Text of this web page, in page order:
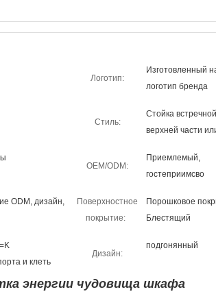
Логотип:
Изготовленный
логотип бренда
Стиль:
Стойка встречной
верхней части
OEM/ODM:
Приемлемый,
гостеприимсво
ODM, дизайн,
Поверхностное
покрытие:
Порошковое
Блестящий
и клеть
Дизайн:
подгонянный
энергии чудовища шкафа